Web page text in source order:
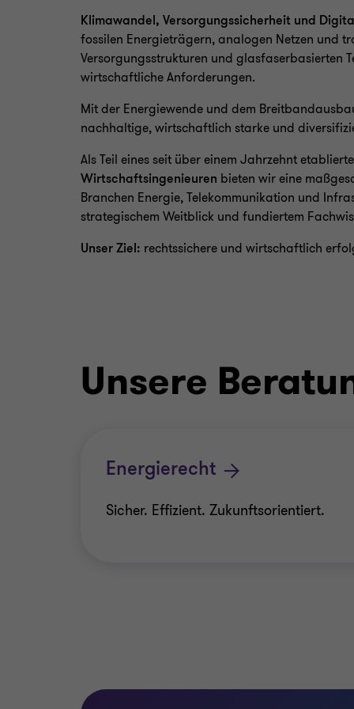
Klimawandel, Versorgungssicherheit und
fossilen Energieträgern, analogen Netzen und
Versorgungsstrukturen und glasfaserbasierten
wirtschaftliche Anforderungen.
Mit der Energiewende und dem
nachhaltige, wirtschaftlich starke und
Als Teil eines seit über einem Jahrzehnt
Wirtschaftsingenieuren bieten wir eine
Branchen Energie, Telekommunikation und
strategischem Weitblick und fundiertem
Unser Ziel: rechtssichere und wirtschaftlich
Unsere
Energierecht
Sicher. Effizient. Zukunftsorientiert.